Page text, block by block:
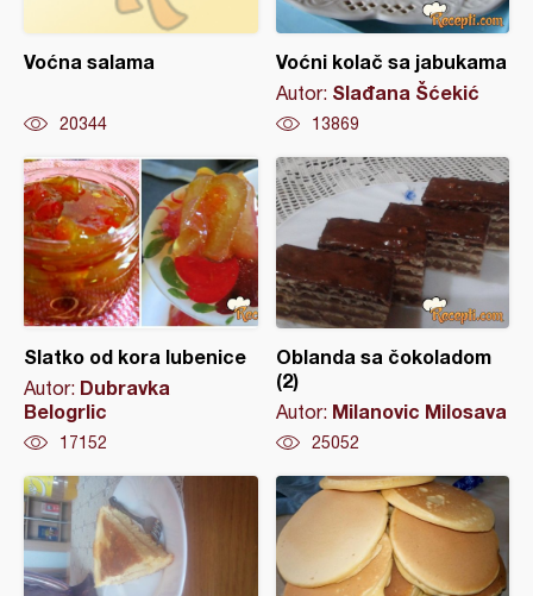
Voćna salama
20344
Voćni kolač sa jabukama
Autor: Slađana Šćekić
13869
Slatko od kora lubenice
Autor: Dubravka
Belogrlic
17152
Oblanda sa čokoladom
(2)
Autor: Milanovic Milosava
25052